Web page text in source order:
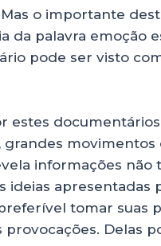
o importante
da palavra emoção
pode ser visto
estes
movimentos
informações não
ideias apresentadas
tomar suas
provocações. Delas